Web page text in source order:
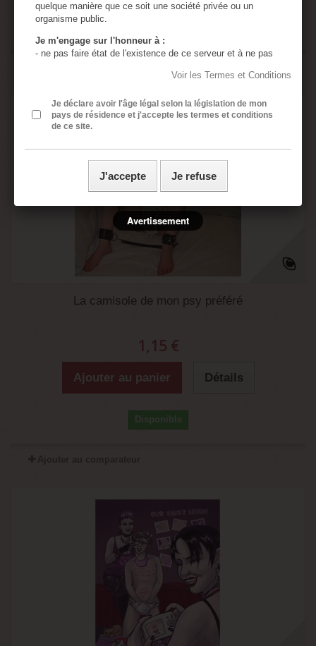
La camisole de mon psy préféré
1,15 €
Ajouter au panier Détails
Disponible
quelque manière que ce soit une société privée ou un
organisme public.
Je m'engage sur l'honneur à :
- ne pas faire état de l'existence de ce serveur et à ne pas
- utiliser tous les moyens permettant d'empêcher l'accès de
- assumer ma responsabilité, si un mineur accède à ce
serveur à cause de négligences de ma part : absence de
protection de l'ordinateur personnel, absence de logiciel de
- j’ai lu, compris et accepte sans réserve les conditions
générales rédigées en français même si j’ai usage d’un
traducteur automatique ou non pour accéder à ce site
Toutes les images contenues dans ce site sont en
(aucune image de mineur n'est présente sur ce site)
Voir les Termes et Conditions
Je déclare avoir l'âge légal selon la législation de mon
pays de résidence et j'accepte les termes et conditions
de ce site.
J'accepte Je refuse
Avertissement